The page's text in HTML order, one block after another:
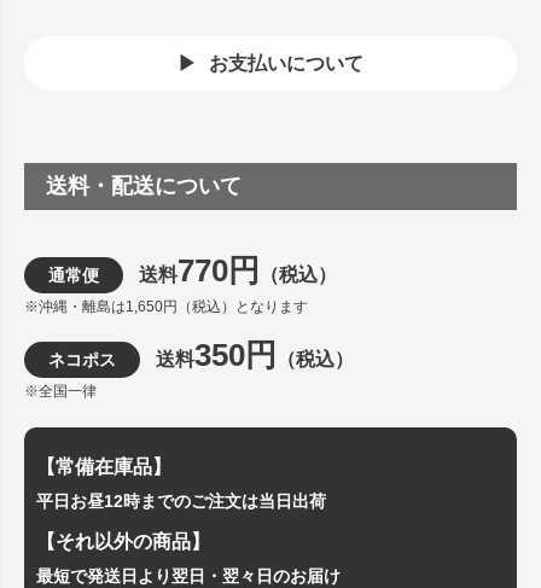
お支払いについて
送料・配送について
通常便 送料770円 （税込）
※沖縄・離島は1,650円（税込）となります
ネコポス 送料350円 （税込）
※全国一律
【常備在庫品】
平日お昼12時までのご注文は当日出荷
【それ以外の商品】
最短で発送日より翌日・翌々日のお届け